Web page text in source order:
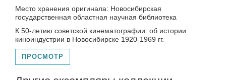
Место хранения оригинала: Новосибирская
государственная областная научная библиотека
К 50-летию советской кинематографии: об истории
киноиндустрии в Новосибирске 1920-1969 гг.
ПРОСМОТР